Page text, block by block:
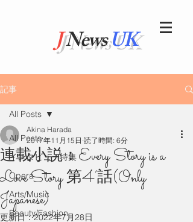
JNewsUK
記事
All Posts
インタビュー特集
Opera
Arts/Music
Beauty/Fashion
All Posts
連載小説：Every Story is a
Love Story 第4’話(Only
Japanese)
Akina Harada
2017年11月15日 読了時間: 6分
更新日：2022年7月28日